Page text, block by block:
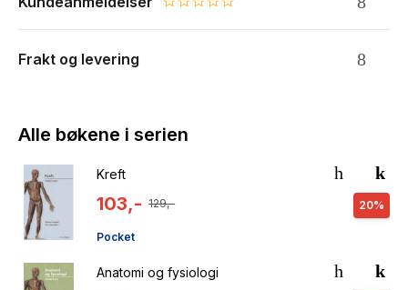
0.0 star rating
Frakt og levering
Alle bøkene i serien
Kreft
103,- 129,- 20%
Pocket
Anatomi og fysiologi